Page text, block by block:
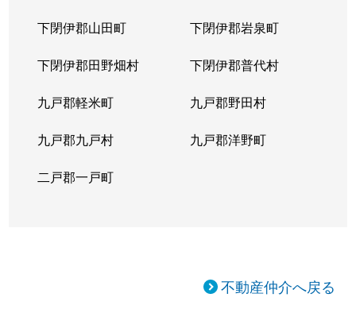
下閉伊郡山田町 下閉伊郡岩泉町
下閉伊郡田野畑村 下閉伊郡普代村
九戸郡軽米町 九戸郡野田村
九戸郡九戸村 九戸郡洋野町
二戸郡一戸町
不動産仲介へ戻る